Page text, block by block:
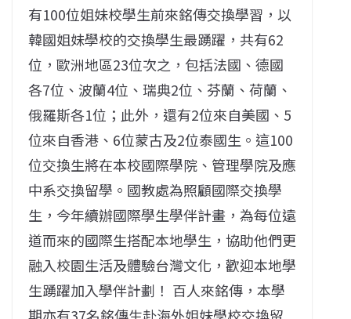
有100位姐妹校學生前來銘傳交換學習，以
韓國姐妹學校的交換學生最踴躍，共有62
位，歐洲地區23位次之，包括法國、德國
各7位、波蘭4位、瑞典2位、芬蘭、荷蘭、
俄羅斯各1位；此外，還有2位來自美國、5
位來自香港、6位蒙古及2位泰國生。這100
位交換生將在本校國際學院、管理學院及應
中系交換留學。國教處為照顧國際交換學
生，今年續辦國際學生學伴計畫，為每位遠
道而來的國際生搭配本地學生，協助他們更
融入校園生活及體驗台灣文化，歡迎本地學
生踴躍加入學伴計劃！ 百人來銘傳，本學